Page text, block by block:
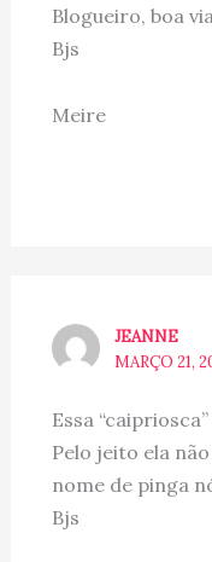
Blogueiro, boa
Bjs
Meire
JEANNE
MARÇO 21,
Essa
Pelo jeito ela
nome de pinga
Bjs